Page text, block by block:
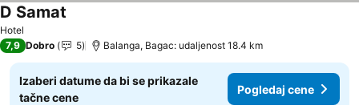
Hotel
D Samat
7,9 Dobro 5 Balanga, Bagac: udaljenost 18.4 km
Izaberi datume da bi se prikazale
tačne cene
Pogledaj cene